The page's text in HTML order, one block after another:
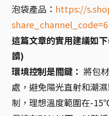
泡袋產品： https://
share_channel_code=6
這篇文章的實用建議如
讀)
環境控制是關鍵： 將包
處，避免陽光直射和潮
制，理想溫度範圍在-